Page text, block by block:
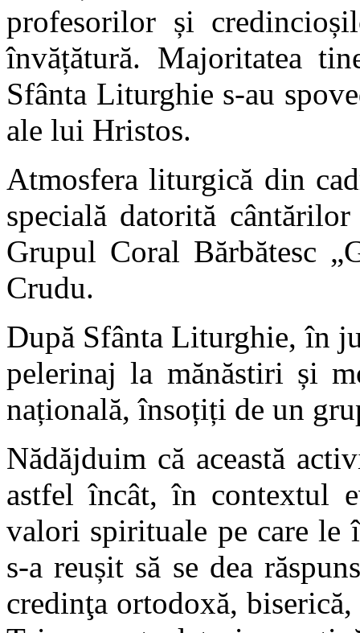
profesorilor și
învățătură. Majoritatea
Sfânta Liturghie s-au
ale lui Hristos.
Atmosfera liturgică din
specială datorită
Grupul Coral Bărbătesc
Crudu.
După Sfânta Liturghie, în
pelerinaj la mănăstiri și
națională, însoțiți de un
Nădăjduim că această
astfel încât, în contextul
valori spirituale pe care
s-a reușit să se dea
credinţa ortodoxă,